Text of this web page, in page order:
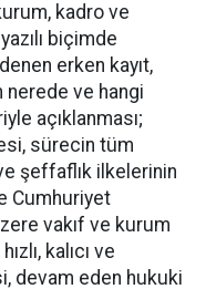
kadro ve
biçimde
erken kayıt,
ve hangi
açıklanması;
sürecin tüm
şeffaflık ilkelerinin
Cumhuriyet
vakıf ve kurum
kalıcı ve
devam eden hukuki